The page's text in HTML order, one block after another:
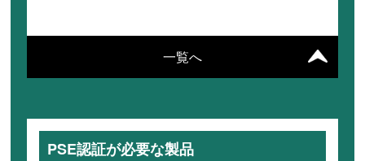
一覧へ
PSE認証が必要な製品